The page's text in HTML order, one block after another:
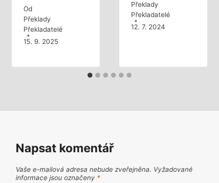
Od
Překlady
Překladatelé
15. 9. 2025
Překlady
Překladatelé
12. 7. 2024
Napsat komentář
Vaše e-mailová adresa nebude zveřejněna. Vyžadované
informace jsou označeny *